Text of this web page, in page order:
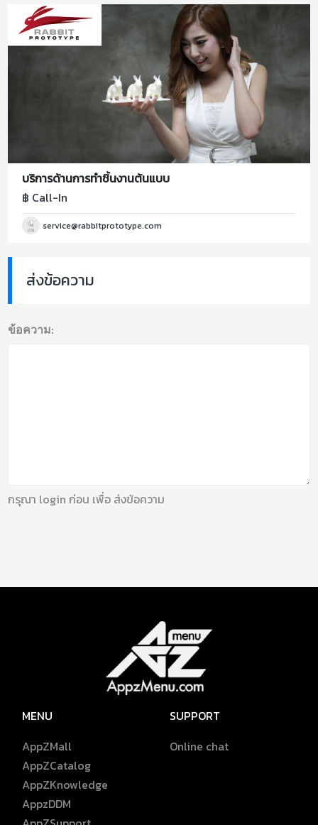
บริการด้านการทำชิ้นงานต้นแบบ
฿ Call-In
service@rabbitprototype.com
ส่งข้อความ
ข้อความ:
กรุณา login ก่อน เพื่อ ส่งข้อความ
MENU
AppZMall
AppZCatalog
AppZKnowledge
AppzDDM
SUPPORT
Online chat